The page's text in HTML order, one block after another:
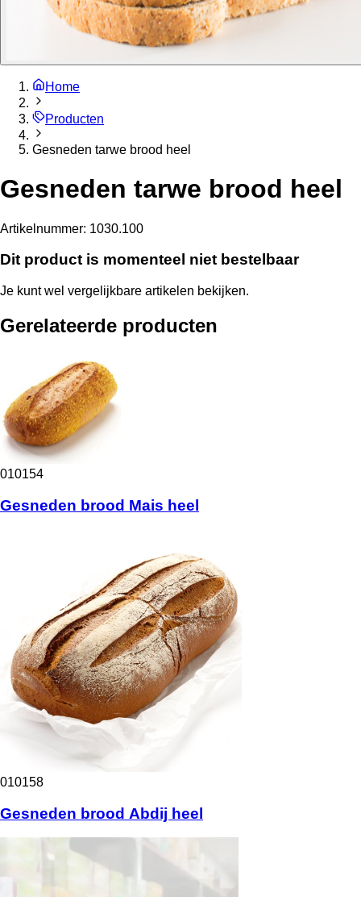
Home
Producten
Gesneden tarwe brood heel
Gesneden tarwe brood heel
Artikelnummer: 1030.100
Dit product is momenteel niet bestelbaar
Je kunt wel vergelijkbare artikelen bekijken.
Gerelateerde producten
010154
Gesneden brood Mais heel
010158
Gesneden brood Abdij heel